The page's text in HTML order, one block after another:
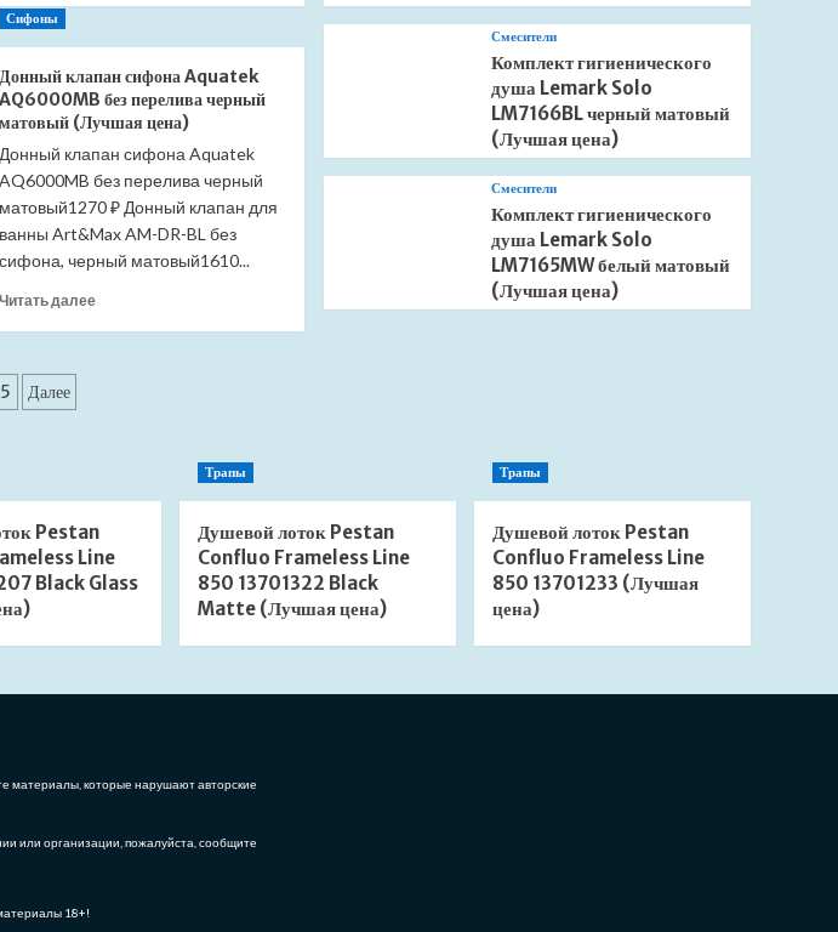
мусора
JAVA
S-
883B-
12O
12
литров
(Лучшая
цена)
Сифоны
Донный клапан сифона Aquatek
AQ6000MB без перелива черный
матовый (Лучшая цена)
Донный клапан сифона Aquatek
AQ6000MB без перелива черный
матовый1270 ₽ Донный клапан для
ванны Art&Max AM-DR-BL без
сифона, черный матовый1610...
Читать далееПрочитать
перелива
черный
матовый
(Лучшая
Далее
Смесители
Комплект гигиенического
душа Lemark Solo
LM7166BL черный матовый
(Лучшая цена)
Смесители
Комплект гигиенического
душа Lemark Solo
LM7165MW белый матовый
(Лучшая цена)
Pestan
Line
Black Glass
Трапы
Душевой лоток Pestan
Confluo Frameless Line
850 13701322 Black
Matte (Лучшая цена)
Трапы
Душевой лоток Pestan
Confluo Frameless Line
850 13701233 (Лучшая
цена)
материалы, которые нарушают авторские
или организации, пожалуйста, сообщите
18+!